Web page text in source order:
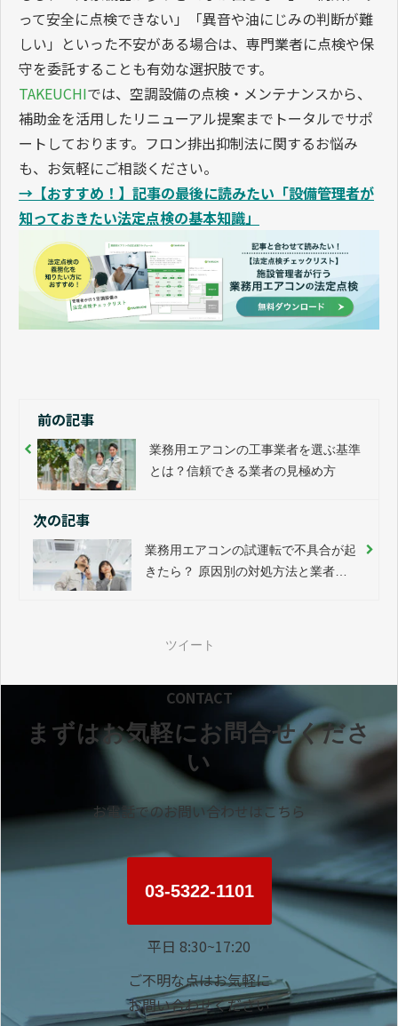
って安全に点検できない」「異音や油にじみの判断が難
しい」といった不安がある場合は、専門業者に点検や保
守を委託することも有効な選択肢です。
TAKEUCHIでは、空調設備の点検・メンテナンスから、
補助金を活用したリニューアル提案までトータルでサポ
ートしております。フロン排出抑制法に関するお悩み
も、お気軽にご相談ください。
→【おすすめ！】記事の最後に読みたい「設備管理者が
知っておきたい法定点検の基本知識」
前の記事
業務用エアコンの工事業者を選ぶ基準
とは？信頼できる業者の見極め方
次の記事
業務用エアコンの試運転で不具合が起
きたら？ 原因別の対処方法と業者選
ツイート
CONTACT
まずはお気軽にお問合せくださ
い
お電話でのお問い合わせはこちら
03-5322-1101
平日 8:30~17:20
ご不明な点はお気軽に
お問い合わせください